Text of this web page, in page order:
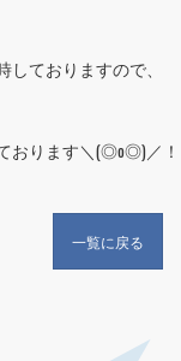
ておりますので、
おります＼(◎o◎)／！
一覧に戻る